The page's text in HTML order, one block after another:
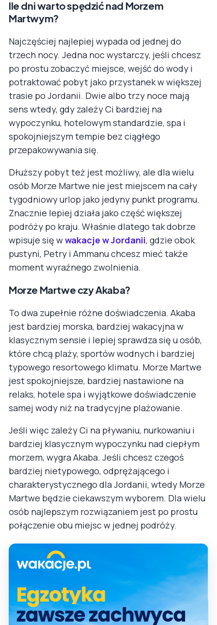
Ile dni warto spędzić nad Morzem
Martwym?
Najczęściej najlepiej wypada od jednej do
trzech nocy. Jedna noc wystarczy, jeśli chcesz
po prostu zobaczyć miejsce, wejść do wody i
potraktować pobyt jako przystanek w większej
trasie po Jordanii. Dwie albo trzy noce mają
sens wtedy, gdy zależy Ci bardziej na
wypoczynku, hotelowym standardzie, spa i
spokojniejszym tempie bez ciągłego
przepakowywania się.
Dłuższy pobyt też jest możliwy, ale dla wielu
osób Morze Martwe nie jest miejscem na cały
tygodniowy urlop jako jedyny punkt programu.
Znacznie lepiej działa jako część większej
podróży po kraju. Właśnie dlatego tak dobrze
wpisuje się wwakacje w Jordanii, gdzie obok
pustyni, Petry i Ammanu chcesz mieć także
moment wyraźnego zwolnienia.
Morze Martwe czy Akaba?
To dwa zupełnie różne doświadczenia. Akaba
jest bardziej morska, bardziej wakacyjna w
klasycznym sensie i lepiej sprawdza się u osób,
które chcą plaży, sportów wodnych i bardziej
typowego resortowego klimatu. Morze Martwe
jest spokojniejsze, bardziej nastawione na
relaks, hotele spa i wyjątkowe doświadczenie
samej wody niż na tradycyjne plażowanie.
Jeśli więc zależy Ci na pływaniu, nurkowaniu i
bardziej klasycznym wypoczynku nad ciepłym
morzem, wygra Akaba. Jeśli chcesz czegoś
bardziej nietypowego, odprężającego i
charakterystycznego dla Jordanii, wtedy Morze
Martwe będzie ciekawszym wyborem. Dla wielu
osób najlepszym rozwiązaniem jest po prostu
połączenie obu miejsc w jednej podróży.